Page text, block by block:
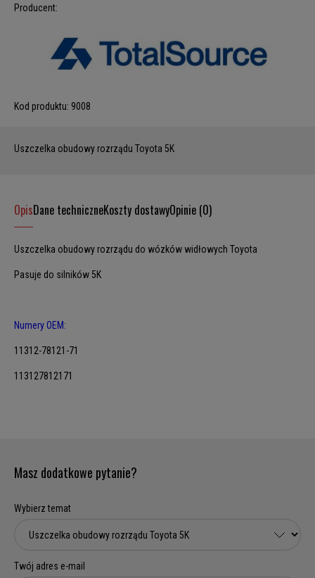
Producent:
Kod produktu: 9008
Uszczelka obudowy rozrządu Toyota 5K
OpisDane techniczneKoszty dostawyOpinie (0)
Uszczelka obudowy rozrządu do wózków widłowych Toyota
Pasuje do silników 5K
Numery OEM:
11312-78121-71
113127812171
Masz dodatkowe pytanie?